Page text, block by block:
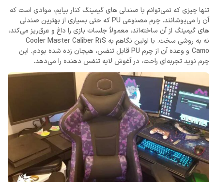
تنها چیزی که نمی‌توانم با صندلی های گیمینگ کنار بیایم، موادی است که
آن را می‌پوشانند. چرم مصنوعی PU که حتی بسیاری از بهترین صندلی
های گیمینگ از آن ساخته‌اند، معمولاً جلسات بازی را داغ و عرق‌ریز می‌کند،
نه به روشی سخت. با اولین نگاهم به Cooler Master Caliber R1S
Camo و وعده آن از چرم PU قابل تنفس، هیجان زده شده بودم. این
چرم نوید تجربه‌ای راحت، در آغوش لایه تنفس‌ دهنده را می‌دهد.